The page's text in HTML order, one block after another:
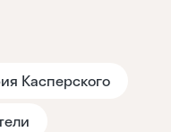
Касперского